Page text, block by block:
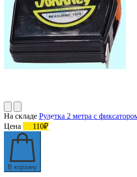
На складе Рулетка 2 метра с
Цена
110₽
В корзину